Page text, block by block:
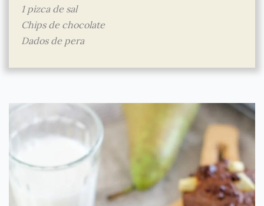
1 pizca de sal
Chips de chocolate
Dados de pera